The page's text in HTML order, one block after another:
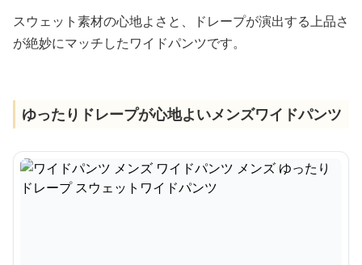
スウェット素材の心地よさと、ドレープが演出する上品さ
が絶妙にマッチしたワイドパンツです。
ゆったりドレープが心地よいメンズワイドパンツ